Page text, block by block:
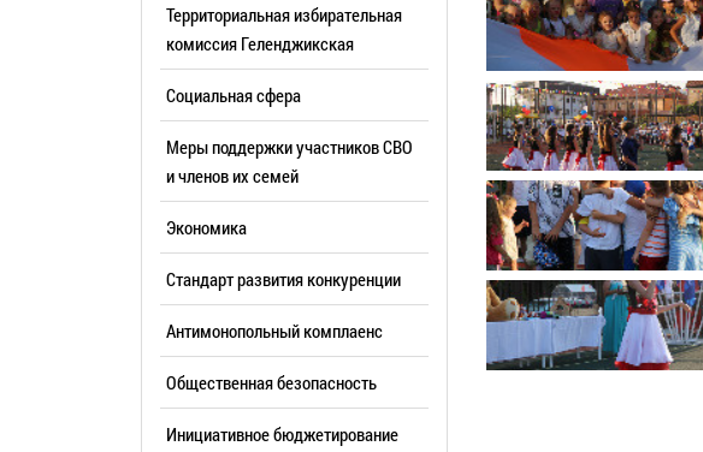
Видеогалерея
РУКОВОДИТЕЛИ
Список руководителей
Участие в программах
Проектная деятельность
Информационные системы
Официальные визиты и рабочие
поездки
Результаты проверок
Профсоюзные организации
Территориальная избирательная
комиссия Геленджикcкая
Социальная сфера
Меры поддержки участников СВО
и членов их семей
Экономика
Стандарт развития конкуренции
Антимонопольный комплаенс
Общественная безопасность
Инициативное бюджетирование